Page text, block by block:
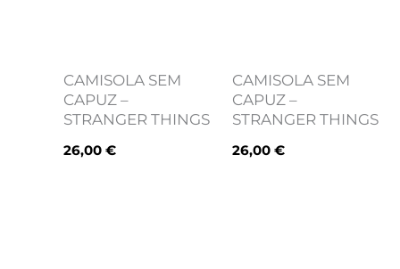
CAMISOLA SEM
CAPUZ –
STRANGER THINGS
26,00 €
CAMISOLA SEM
CAPUZ –
STRANGER THINGS
26,00 €